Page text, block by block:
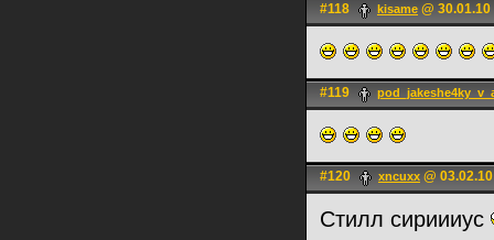
#118 kisame @
#119
#120 xncuxx @
Стилл сириииус